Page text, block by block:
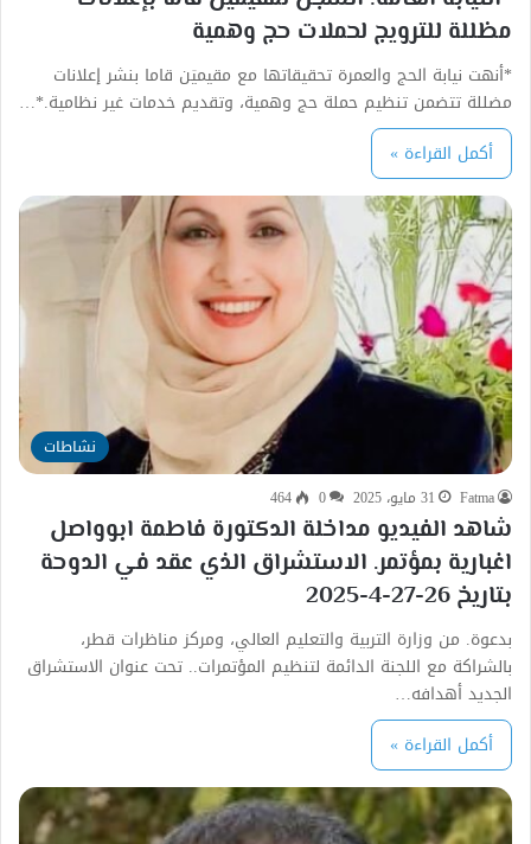
مظللة للترويج لحملات حج وهمية
*أنهت نيابة الحج والعمرة تحقيقاتها مع مقيميَن قاما بنشر إعلانات
مضللة تتضمن تنظيم حملة حج وهمية، وتقديم خدمات غير نظامية.*…
أكمل القراءة »
نشاطات
Fatma 31 مايو، 2025 0
464
شاهد الفيديو مداخلة الدكتورة فاطمة ابوواصل
اغبارية بمؤتمر. الاستشراق الذي عقد في الدوحة
بتاريخ 26-27-4-2025
بدعوة. من وزارة التربية والتعليم العالي، ومركز مناظرات قطر،
بالشراكة مع اللجنة الدائمة لتنظيم المؤتمرات.. تحت عنوان الاستشراق
الجديد أهدافه…
أكمل القراءة »